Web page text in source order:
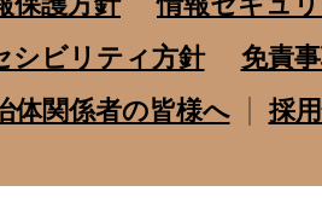
シビリティ方針
免責
体関係者の皆様へ
採